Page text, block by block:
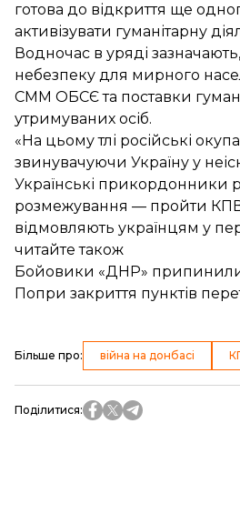
готова до відкриття ще
активізувати гуманітарну
Водночас в уряді
небезпеку для мирного
СММ ОБСЄ та поставки
утримуваних осіб.
«На цьому тлі російські
звинувачуючи Україну у
Українські прикордонники
розмежування — пройти
відмовляють українцям у
читайте також
Бойовики «ДНР»
Попри закриття пунктів
Більше про: війна на донбасі
Поділитися: